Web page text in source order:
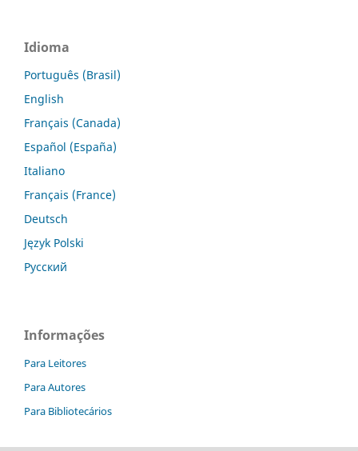
Idioma
Português (Brasil)
English
Français (Canada)
Español (España)
Italiano
Français (France)
Deutsch
Język Polski
Русский
Informações
Para Leitores
Para Autores
Para Bibliotecários